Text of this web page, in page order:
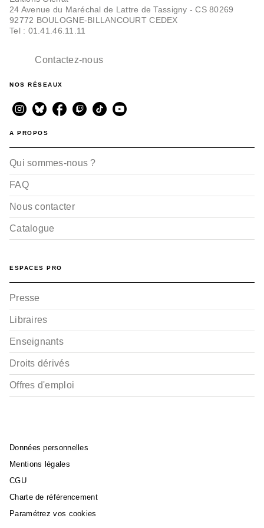
24 Avenue du Maréchal de Lattre de Tassigny - CS 80269
92772 BOULOGNE-BILLANCOURT CEDEX
Tel : 01.41.46.11.11
Contactez-nous
NOS RÉSEAUX
A PROPOS
Qui sommes-nous ?
FAQ
Nous contacter
Catalogue
ESPACES PRO
Presse
Libraires
Enseignants
Droits dérivés
Offres d'emploi
Données personnelles
Mentions légales
CGU
Charte de référencement
Paramétrez vos cookies